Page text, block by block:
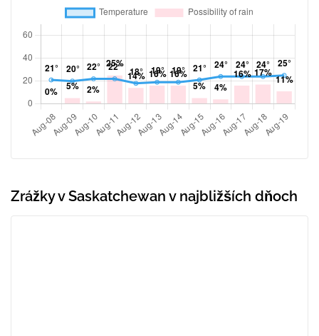
Zrážky v Saskatchewan v najbližších dňoch